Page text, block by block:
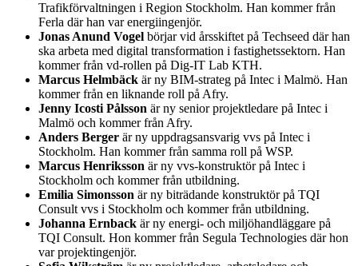
Trafikförvaltningen i Region Stockholm. Han kommer från
Ferla där han var energiingenjör.
Jonas Anund Vogel börjar vid årsskiftet på Techseed där han
ska arbeta med digital transformation i fastighetssektorn. Han
kommer från vd-rollen på Dig-IT Lab KTH.
Marcus Helmbäck är ny BIM-strateg på Intec i Malmö. Han
kommer från en liknande roll på Afry.
Jenny Icosti Pålsson är ny senior projektledare på Intec i
Malmö och kommer från Afry.
Anders Berger är ny uppdragsansvarig vvs på Intec i
Stockholm. Han kommer från samma roll på WSP.
Marcus Henriksson är ny vvs-konstruktör på Intec i
Stockholm och kommer från utbildning.
Emilia Simonsson är ny biträdande konstruktör på TQI
Consult vvs i Stockholm och kommer från utbildning.
Johanna Ernback är ny energi- och miljöhandläggare på
TQI Consult. Hon kommer från Segula Technologies där hon
var projektingenjör.